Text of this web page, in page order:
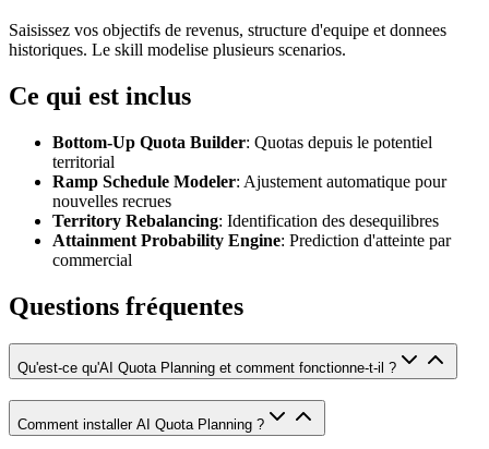
Saisissez vos objectifs de revenus, structure d'equipe et donnees
historiques. Le skill modelise plusieurs scenarios.
Ce qui est inclus
Bottom-Up Quota Builder: Quotas depuis le potentiel
territorial
Ramp Schedule Modeler: Ajustement automatique pour
nouvelles recrues
Territory Rebalancing: Identification des desequilibres
Attainment Probability Engine: Prediction d'atteinte par
commercial
Questions fréquentes
Qu'est-ce qu'AI Quota Planning et comment fonctionne-t-il ?
Comment installer AI Quota Planning ?